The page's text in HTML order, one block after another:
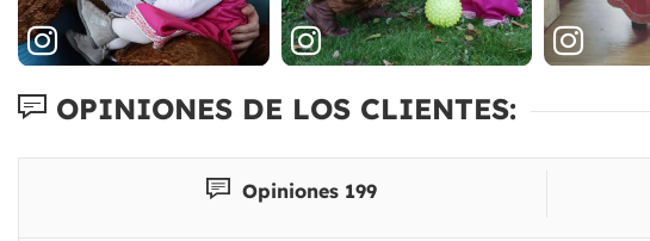
OPINIONES DE LOS CLIENTES:
Opiniones 199